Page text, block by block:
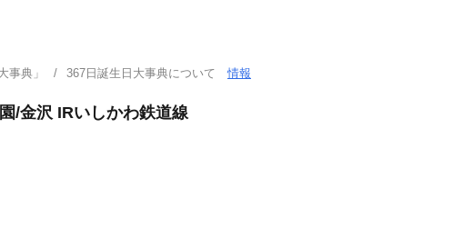
事典」 367日誕生日大事典について情報
/金沢 IRいしかわ鉄道線